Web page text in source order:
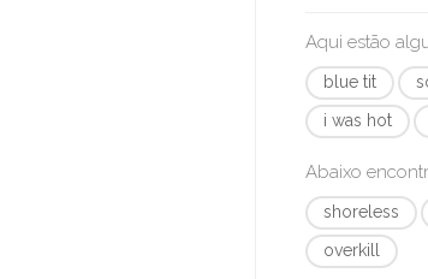
Aqui estão
blue tit
i was hot
Abaixo
shoreless
overkill